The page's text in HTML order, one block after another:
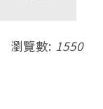
瀏覽數: 1550